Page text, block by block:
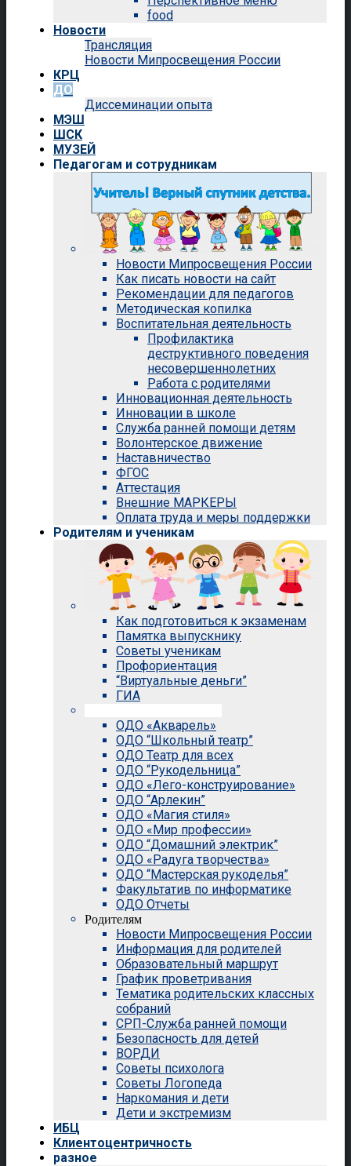
food
Новости
Трансляция
Новости Мипросвещения России
КРЦ
ДО
Диссеминации опыта
МЭШ
ШСК
МУЗЕЙ
Педагогам и сотрудникам
Новости Мипросвещения России
Как писать новости на сайт
Рекомендации для педагогов
Методическая копилка
Воспитательная деятельность
Профилактика
деструктивного поведения
несовершеннолетних
Работа с родителями
Инновационная деятельность
Инновации в школе
Служба ранней помощи детям
Волонтерское движение
Наставничество
ФГОС
Аттестация
Внешние МАРКЕРЫ
Оплата труда и меры поддержки
Родителям и ученикам
Как подготовиться к экзаменам
Памятка выпускнику
Советы ученикам
Профориентация
“Виртуальные деньги”
ГИА
ОДО «Акварель»
ОДО “Школьный театр”
ОДО Театр для всех
ОДО “Рукодельница”
ОДО «Лего-конструирование»
ОДО “Арлекин”
ОДО «Магия стиля»
ОДО «Мир профессии»
ОДО “Домашний электрик”
ОДО «Радуга творчества»
ОДО “Мастерская рукоделья”
Факультатив по информатике
ОДО Отчеты
Родителям
Новости Мипросвещения России
Информация для родителей
Образовательный маршрут
График проветривания
Тематика родительских классных
собраний
СРП-Служба ранней помощи
Безопасность для детей
ВОРДИ
Советы психолога
Советы Логопеда
Наркомания и дети
Дети и экстремизм
ИБЦ
Клиентоцентричность
разное